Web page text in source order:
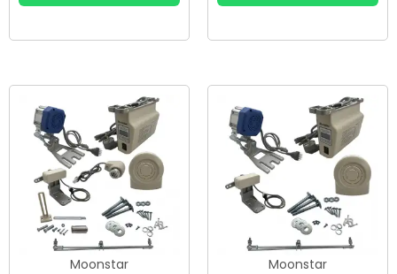
Moonstar Moonstar